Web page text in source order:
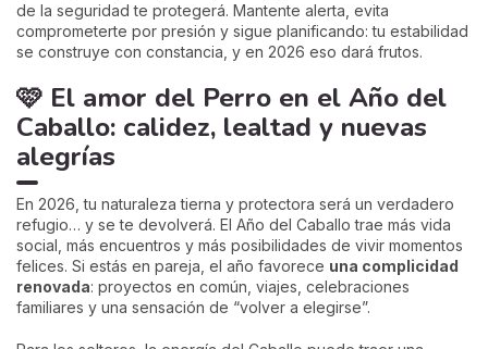
de la seguridad te protegerá. Mantente alerta, evita
comprometerte por presión y sigue planificando: tu estabilidad
se construye con constancia, y en 2026 eso dará frutos.
🩷 El amor del Perro en el Año del
Caballo: calidez, lealtad y nuevas
alegrías
En 2026, tu naturaleza tierna y protectora será un verdadero
refugio… y se te devolverá. El Año del Caballo trae más vida
social, más encuentros y más posibilidades de vivir momentos
felices. Si estás en pareja, el año favorece una complicidad
renovada: proyectos en común, viajes, celebraciones
familiares y una sensación de “volver a elegirse”.